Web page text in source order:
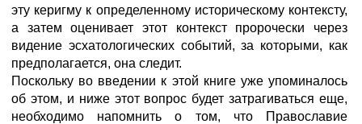
эту керигму к определенному историческому контексту,
а затем оценивает этот контекст пророчески через
видение эсхатологических событий, за которыми, как
предполагается, она следит.
Поскольку во введении к этой книге уже упоминалось
об этом, и ниже этот вопрос будет затрагиваться еще,
необходимо напомнить о том, что Православие